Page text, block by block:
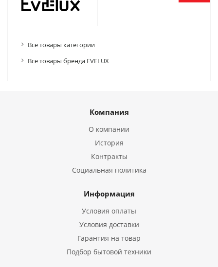
Все товары категории
Все товары бренда EVELUX
Компания
О компании
История
Контракты
Социальная политика
Информация
Условия оплаты
Условия доставки
Гарантия на товар
Подбор бытовой техники